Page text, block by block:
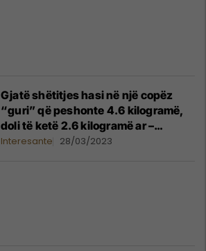
Gjatë shëtitjes hasi në një copëz
“guri” që peshonte 4.6 kilogramë,
doli të ketë 2.6 kilogramë ar –
australiani rrëfen momentin
Interesante 28/03/2023